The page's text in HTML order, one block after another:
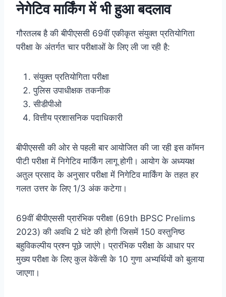
नेगेटिव मार्किंग में भी हुआ बदलाव
गौरतलब है की बीपीएससी 69वीं एकीकृत संयुक्त प्रतियोगिता
परीक्षा के अंतर्गत चार परीक्षाओं के लिए ली जा रही है:
संयुक्त प्रतियोगिता परीक्षा
पुलिस उपाधीक्षक तकनीक
सीडीपीओ
वित्तीय प्रशासनिक पदाधिकारी
बीपीएससी की ओर से पहली बार आयोजित की जा रही इस कॉमन
पीटी परीक्षा में निगेटिव मार्किंग लागू होगी। आयोग के अध्ययक्ष
अतुल प्रसाद के अनुसार परीक्षा में निगेटिव मार्किंग के तहत हर
गलत उत्तर के लिए 1/3 अंक कटेगा।
69वीं बीपीएससी प्रारंभिक परीक्षा (69th BPSC Prelims
2023) की अवधि 2 घंटे की होगी जिसमें 150 वस्तुनिष्ठ
बहुविकल्पीय प्रश्न पूछे जाएंगे। प्रारंभिक परीक्षा के आधार पर
मुख्य परीक्षा के लिए कुल वेकेंसी के 10 गुणा अभ्यर्थियों को बुलाया
जाएगा।